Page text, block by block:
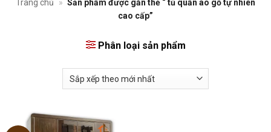
Trang chủ » Sản phẩm được gắn thẻ “ tủ quần áo gỗ tự nhiên
cao cấp”
Phân loại sản phẩm